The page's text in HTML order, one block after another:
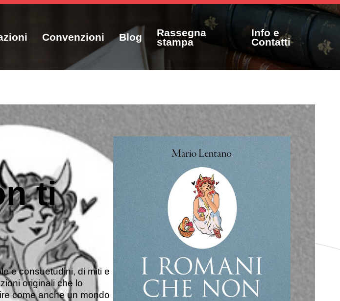
Convenzioni Blog
Rassegna
stampa
Info e
Contatti
ti
e consuetudini, di miti e
originali che lo
come anche un mondo